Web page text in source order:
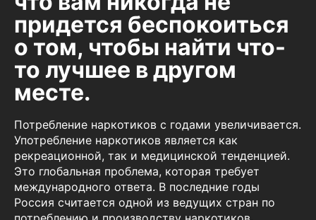
придется беспокоиться
о том, чтобы найти что-
то лучшее в другом
месте.
Потребление наркотиков с годами увеличивается.
Употребление наркотиков является как
рекреационной, так и медицинской тенденцией.
Это глобальная проблема, которая требует
международного ответа. В последние годы
Россия считается одной из ведущих стран по